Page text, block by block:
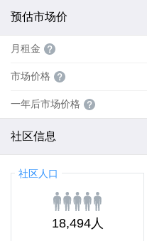
预估市场价
月租金
市场价格
一年后市场价格
社区信息
社区人口
18,494人